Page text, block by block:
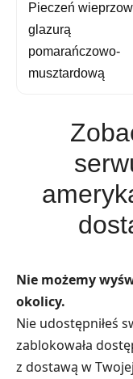
Pieczeń
glazurą
pomarańczowo-
musztardową
Nie możemy
okolicy.
Nie udostępniłeś
zablokowała
z dostawą w